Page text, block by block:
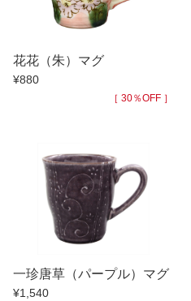
花花（朱）マグ
¥880
［ 30％OFF ］
一珍唐草（パープル）マグ
¥1,540